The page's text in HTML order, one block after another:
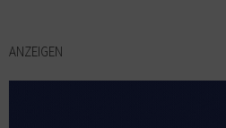
ANZEIGEN